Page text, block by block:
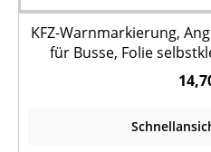
KFZ-Warnmarkierung,
für Busse, Folie